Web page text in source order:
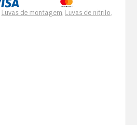
Luvas de montagem, Luvas de nitrilo,